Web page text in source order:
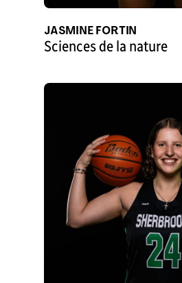
JASMINE FORTIN
Sciences de la nature